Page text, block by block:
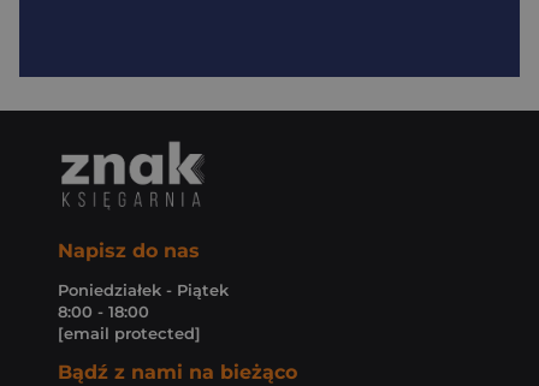
Napisz do nas
Poniedziałek - Piątek
8:00 - 18:00
[email protected]
Bądź z nami na bieżąco